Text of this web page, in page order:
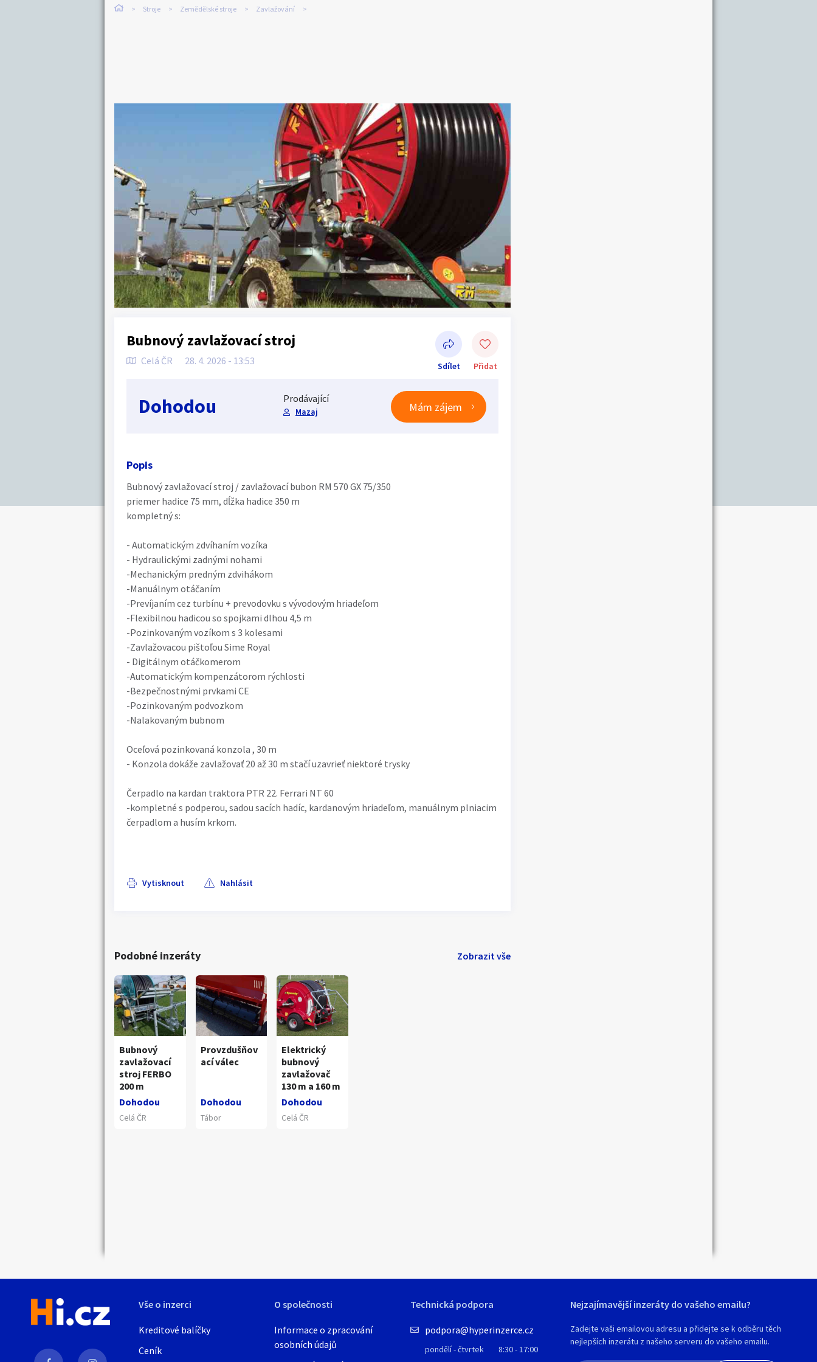
Stroje Zemědělské stroje Zavlažování
Bubnový zavlažovací stroj
Celá ČR 28. 4. 2026 - 13:53 Sdílet Přidat
Sdílet na Facebooku
Dohodou Prodávající
Mazaj Mám zájem
Popis
Bubnový zavlažovací stroj / zavlažovací bubon RM 570 GX 75/350
priemer hadice 75 mm, dĺžka hadice 350 m
kompletný s:
- Automatickým zdvíhaním vozíka
- Hydraulickými zadnými nohami
-Mechanickým predným zdvihákom
-Manuálnym otáčaním
-Prevíjaním cez turbínu + prevodovku s vývodovým hriadeľom
-Flexibilnou hadicou so spojkami dlhou 4,5 m
-Pozinkovaným vozíkom s 3 kolesami
-Zavlažovacou pištoľou Sime Royal
- Digitálnym otáčkomerom
-Automatickým kompenzátorom rýchlosti
-Bezpečnostnými prvkami CE
-Pozinkovaným podvozkom
-Nalakovaným bubnom
Oceľová pozinkovaná konzola , 30 m
- Konzola dokáže zavlažovať 20 až 30 m stačí uzavrieť niektoré trysky
Čerpadlo na kardan traktora PTR 22. Ferrari NT 60
-kompletné s podperou, sadou sacích hadíc, kardanovým hriadeľom, manuálnym plniacim
čerpadlom a husím krkom.
Vytisknout Nahlásit
Podobné inzeráty Zobrazit vše
Bubnový
zavlažovací
stroj FERBO
200 m
Dohodou
Celá ČR
Provzdušňov
ací válec
Dohodou
Tábor
Elektrický
bubnový
zavlažovač
130 m a 160 m
Dohodou
Celá ČR
Vše o inzerci
Kreditové balíčky
Ceník
O společnosti
Informace o zpracování
osobních údajů
Technická podpora
podpora@hyperinzerce.cz
pondělí - čtvrtek 8:30 - 17:00
Nejzajímavější inzeráty do vašeho emailu?
Zadejte vaši emailovou adresu a přidejte se k odběru těch
nejlepších inzerátu z našeho serveru do vašeho emailu.